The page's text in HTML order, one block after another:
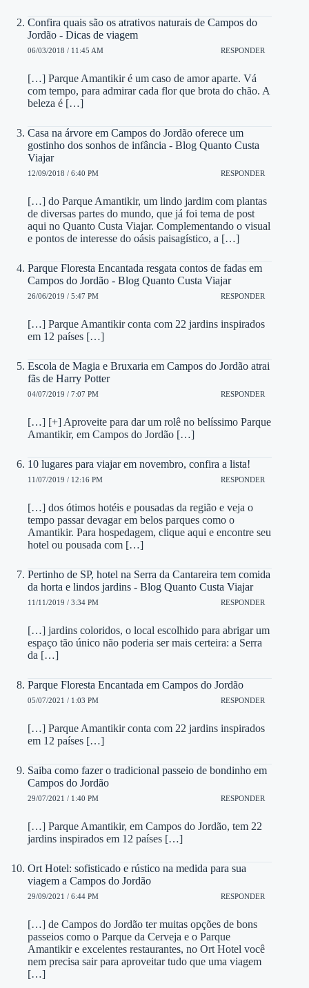
Confira quais são os atrativos naturais de Campos do
Jordão - Dicas de viagem
06/03/2018 / 11:45 AM RESPONDER
[…] Parque Amantikir é um caso de amor aparte. Vá
com tempo, para admirar cada flor que brota do chão. A
beleza é […]
Casa na árvore em Campos do Jordão oferece um
gostinho dos sonhos de infância - Blog Quanto Custa
Viajar
12/09/2018 / 6:40 PM RESPONDER
[…] do Parque Amantikir, um lindo jardim com plantas
de diversas partes do mundo, que já foi tema de post
aqui no Quanto Custa Viajar. Complementando o visual
e pontos de interesse do oásis paisagístico, a […]
Parque Floresta Encantada resgata contos de fadas em
Campos do Jordão - Blog Quanto Custa Viajar
26/06/2019 / 5:47 PM RESPONDER
[…] Parque Amantikir conta com 22 jardins inspirados
em 12 países […]
Escola de Magia e Bruxaria em Campos do Jordão atrai
fãs de Harry Potter
04/07/2019 / 7:07 PM RESPONDER
[…] [+] Aproveite para dar um rolê no belíssimo Parque
Amantikir, em Campos do Jordão […]
10 lugares para viajar em novembro, confira a lista!
11/07/2019 / 12:16 PM RESPONDER
[…] dos ótimos hotéis e pousadas da região e veja o
tempo passar devagar em belos parques como o
Amantikir. Para hospedagem, clique aqui e encontre seu
hotel ou pousada com […]
Pertinho de SP, hotel na Serra da Cantareira tem comida
da horta e lindos jardins - Blog Quanto Custa Viajar
11/11/2019 / 3:34 PM RESPONDER
[…] jardins coloridos, o local escolhido para abrigar um
espaço tão único não poderia ser mais certeira: a Serra
da […]
Parque Floresta Encantada em Campos do Jordão
05/07/2021 / 1:03 PM RESPONDER
[…] Parque Amantikir conta com 22 jardins inspirados
em 12 países […]
Saiba como fazer o tradicional passeio de bondinho em
Campos do Jordão
29/07/2021 / 1:40 PM RESPONDER
[…] Parque Amantikir, em Campos do Jordão, tem 22
jardins inspirados em 12 países […]
Ort Hotel: sofisticado e rústico na medida para sua
viagem a Campos do Jordão
29/09/2021 / 6:44 PM RESPONDER
[…] de Campos do Jordão ter muitas opções de bons
passeios como o Parque da Cerveja e o Parque
Amantikir e excelentes restaurantes, no Ort Hotel você
nem precisa sair para aproveitar tudo que uma viagem
[…]